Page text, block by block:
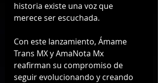
historia existe una voz que
merece ser escuchada.
Con este lanzamiento, Ámame
Trans MX y AmaNota Mx
reafirman su compromiso de
seguir evolucionando y creando